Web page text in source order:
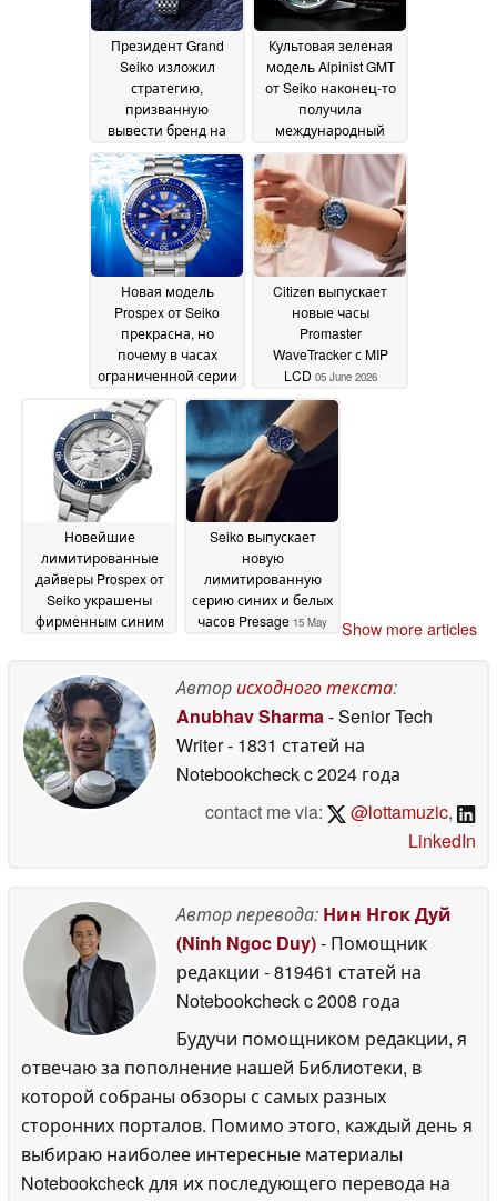
18 June 2026
Президент Grand
Seiko изложил
стратегию,
призванную
вывести бренд на
новый,
беспрецедентный
уровень11 June 2026
Культовая зеленая
модель Alpinist GMT
от Seiko наконец-то
получила
международный
релиз в виде модели
Prospex HBC007 10
June 2026
Новая модель
Prospex от Seiko
прекрасна, но
почему в часах
ограниченной серии
стоимостью 750
долларов
используется
бюджетный
механизм?
05 June 2026
Citizen выпускает
новые часы
Promaster
WaveTracker с MIP
LCD 05 June 2026
Новейшие
лимитированные
дайверы Prospex от
Seiko украшены
фирменным синим
Seiko выпускает
новую
лимитированную
серию синих и белых
часов Presage 15 May
Show more articles
Авторисходного текста:
Anubhav Sharma- Senior Tech
Writer- 1831 статей на
Notebookcheckc 2024 года
contact me via:
@lottamuzic,
LinkedIn
Автор перевода: Нин Нгок Дуй
(Ninh Ngoc Duy)- Помощник
редакции - 819461 статей на
Notebookcheckc 2008 года
Будучи помощником редакции, я
отвечаю за пополнение нашей Библиотеки, в
которой собраны обзоры с самых разных
сторонних порталов. Помимо этого, каждый день я
выбираю наиболее интересные материалы
Notebookcheck для их последующего перевода на